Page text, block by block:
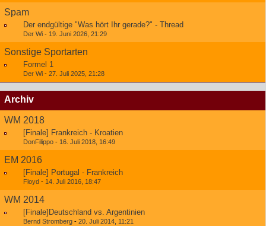
Spam
Der endgültige "Was hört Ihr gerade?" - Thread
Der Wi - 19. Juni 2026, 21:29
Sonstige Sportarten
Formel 1
Der Wi - 27. Juli 2025, 21:28
Archiv
WM 2018
[Finale] Frankreich - Kroatien
DonFilippo - 16. Juli 2018, 16:49
EM 2016
[Finale] Portugal - Frankreich
Floyd - 14. Juli 2016, 18:47
WM 2014
[Finale]Deutschland vs. Argentinien
Bernd Stromberg - 20. Juli 2014, 11:21